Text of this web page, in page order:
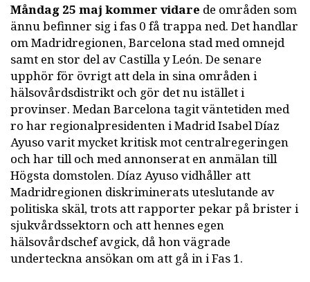
Måndag 25 maj kommer vidare de områden som
ännu befinner sig i fas 0 få trappa ned. Det handlar
om Madridregionen, Barcelona stad med omnejd
samt en stor del av Castilla y León. De senare
upphör för övrigt att dela in sina områden i
hälsovårdsdistrikt och gör det nu istället i
provinser. Medan Barcelona tagit väntetiden med
ro har regionalpresidenten i Madrid Isabel Díaz
Ayuso varit mycket kritisk mot centralregeringen
och har till och med annonserat en anmälan till
Högsta domstolen. Díaz Ayuso vidhåller att
Madridregionen diskriminerats uteslutande av
politiska skäl, trots att rapporter pekar på brister i
sjukvårdssektorn och att hennes egen
hälsovårdschef avgick, då hon vägrade
underteckna ansökan om att gå in i Fas 1.